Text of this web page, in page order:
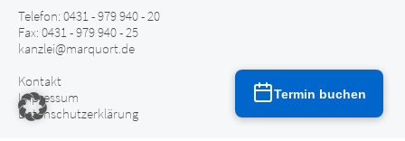
Telefon: 0431 - 979 940 - 20
Fax: 0431 - 979 940 - 25
kanzlei@marquort.de
Kontakt
Impressum
Datenschutzerklärung
Termin buchen